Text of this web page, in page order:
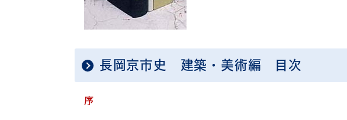
長岡京市史 建築・美術編 目次
序